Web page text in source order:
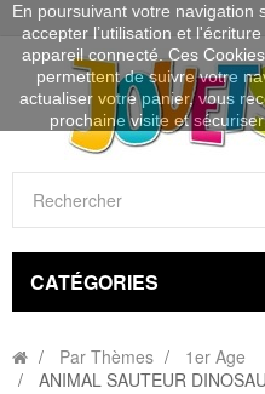
CATÉGORIES
Par Thèmes
1er Age
ANIMAL SAUTEUR
En poursuivant votre navigation
accepter l’utilisation et
appareil connecté. Ces
permettent de suivre votre
actualiser votre panier, vous
prochaine visite et